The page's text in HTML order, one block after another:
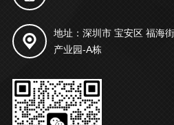
地址：深圳市 宝安区 福海
产业园-A栋